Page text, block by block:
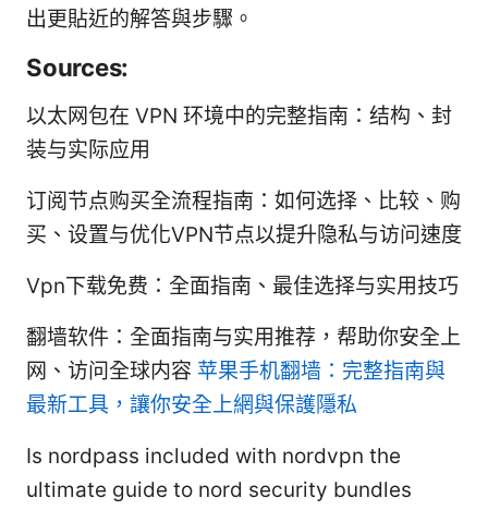
出更貼近的解答與步驟。
Sources:
以太网包在 VPN 环境中的完整指南：结构、封
装与实际应用
订阅节点购买全流程指南：如何选择、比较、购
买、设置与优化VPN节点以提升隐私与访问速度
Vpn下载免费：全面指南、最佳选择与实用技巧
翻墙软件：全面指南与实用推荐，帮助你安全上
网、访问全球内容 苹果手机翻墙：完整指南與
最新工具，讓你安全上網與保護隱私
Is nordpass included with nordvpn the
ultimate guide to nord security bundles